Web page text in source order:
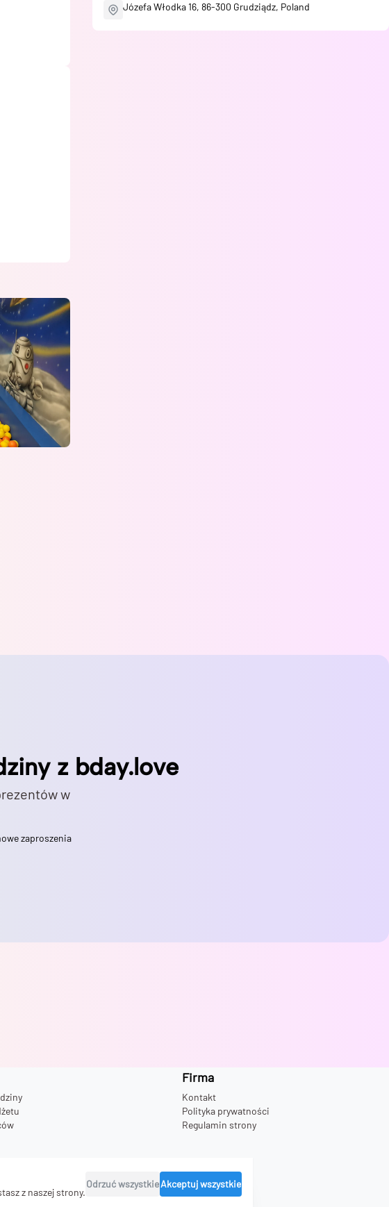
z naszej strony.
Odrzuć wszystkieAkceptuj wszystkie
Józefa Włodka 16, 86-300 Grudziądz, Poland
z bday.love
w
zaproszenia
Firma
Kontakt
Polityka prywatności
Regulamin strony